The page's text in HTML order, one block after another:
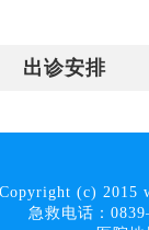
出诊安排
Copyright (c) 2015
急救电话：